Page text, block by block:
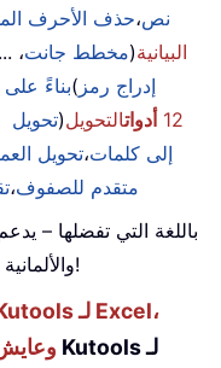
نص،حذف الأحرف
البيانية(مخطط جانت،
بناءً على( إدراج رمز
12 أدواتالتحويل(تحويل
إلى كلمات،تحويل
متقدم للصفوف،
والألمانية والفرنسية والصينية و40+ لغات أخرى!